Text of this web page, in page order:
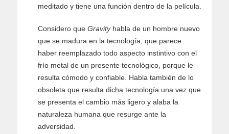
meditado y tiene una función dentro de la película.
Considero que Gravityhabla de un hombre nuevo
que se madura en la tecnología, que parece
haber reemplazado todo aspecto instintivo con el
frío metal de un presente tecnológico, porque le
resulta cómodo y confiable. Habla también de lo
obsoleta que resulta dicha tecnología una vez que
se presenta el cambio más ligero y alaba la
naturaleza humana que resurge ante la
adversidad.